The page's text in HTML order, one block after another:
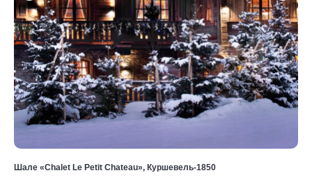
Шале «Chalet Le Petit Chateau», Куршевель-1850